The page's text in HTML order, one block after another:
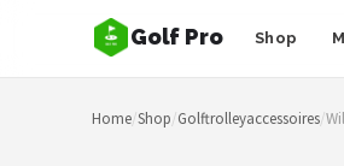
Golf Pro Shop
Zoeken
NAVIGATIE
Home/Shop/Golftrolleyaccessoires/